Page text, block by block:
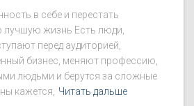
в себе и перестать
лучшую жизнь Есть люди,
перед аудиторией,
бизнес, меняют профессию,
людьми и берутся за сложные
кажется,
Читать дальше